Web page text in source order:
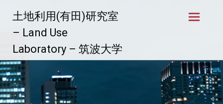
へ
ス
キ
ッ
土地利用(有田)研究室
– Land Use
Laboratory – 筑波大学